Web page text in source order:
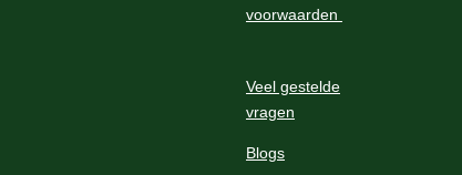
voorwaarden
Veel gestelde
vragen
Blogs